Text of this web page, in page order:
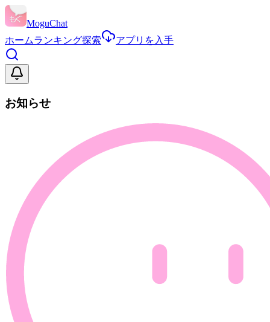
MoguChat
ホームランキング探索 アプリを入手
お知らせ